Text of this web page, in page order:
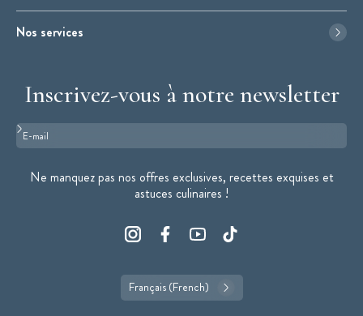
Nos services
Inscrivez-vous à notre newsletter
Format : adresse@email.com
Ne manquez pas nos offres exclusives, recettes exquises et
astuces culinaires !
Français (French)